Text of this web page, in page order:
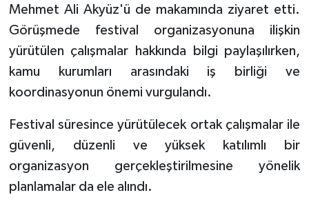
Mehmet Ali Akyüz'ü de makamında ziyaret etti.
Görüşmede festival organizasyonuna ilişkin
yürütülen çalışmalar hakkında bilgi paylaşılırken,
kamu kurumları arasındaki iş birliği ve
koordinasyonun önemi vurgulandı.
Festival süresince yürütülecek ortak çalışmalar ile
güvenli, düzenli ve yüksek katılımlı bir
organizasyon gerçekleştirilmesine yönelik
planlamalar da ele alındı.